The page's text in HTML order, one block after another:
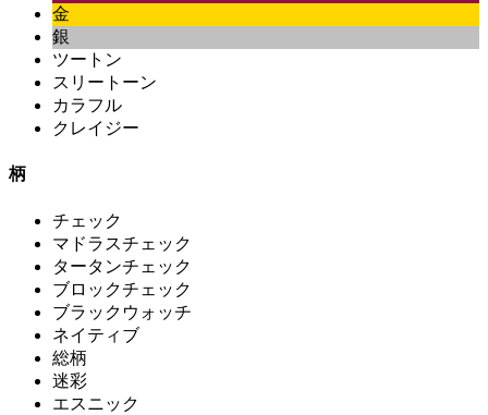
金
銀
ツートン
スリートーン
カラフル
クレイジー
柄
チェック
マドラスチェック
タータンチェック
ブロックチェック
ブラックウォッチ
ネイティブ
総柄
迷彩
エスニック